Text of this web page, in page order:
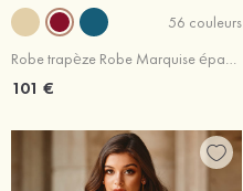
56 couleurs
Robe trapèze Robe Marquise épaule dénudée satin courte/mini robe de fête de la rentrée
101 €